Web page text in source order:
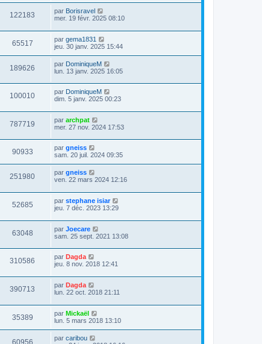
g
e
122183 par Borisravel
mer. 19 févr. 2025 08:10
65517 par gema1831
jeu. 30 janv. 2025 15:44
189626 par DominiqueM
lun. 13 janv. 2025 16:05
100010 par DominiqueM
dim. 5 janv. 2025 00:23
787719 par archpat
mer. 27 nov. 2024 17:53
90933 par gneiss
sam. 20 juil. 2024 09:35
251980 par gneiss
ven. 22 mars 2024 12:16
52685 par stephane isiar
jeu. 7 déc. 2023 13:29
63048 par Joecare
sam. 25 sept. 2021 13:08
310586 par Dagda
jeu. 8 nov. 2018 12:41
390713 par Dagda
lun. 22 oct. 2018 21:11
35389 par Mickaël
lun. 5 mars 2018 13:10
60956 par caribou